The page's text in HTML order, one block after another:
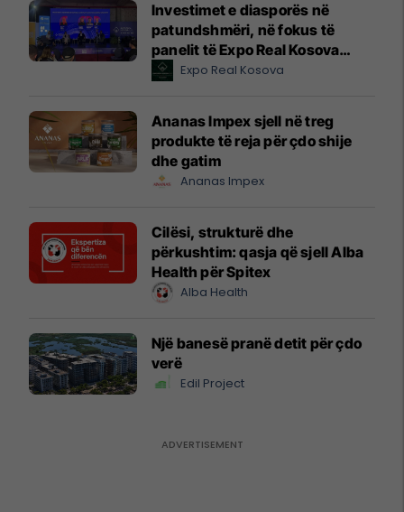
Investimet e diasporës në
patundshmëri, në fokus të
panelit të Expo Real Kosova
2026Expo Real Kosova
Ananas Impex sjell në treg
produkte të reja për çdo shije
dhe gatim
Ananas Impex
Cilësi, strukturë dhe
përkushtim: qasja që sjell Alba
Health për Spitex
Alba Health
Një banesë pranë detit për çdo
verë
Edil Project